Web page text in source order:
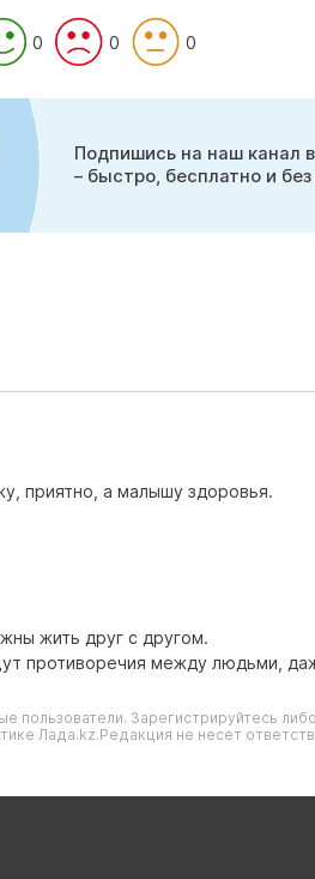
0 0 0
Подпишись на наш канал
– быстро, бесплатно и
приятно, а малышу здоровья.
жить друг с другом.
противоречия между людьми,
пользователи. Зарегистрируйтесь
Лада.kz.Редакция не несет